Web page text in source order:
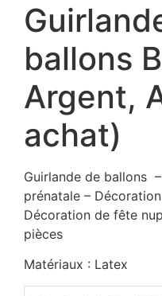
ballons
Argent,
achat)
Guirlande de ballons
prénatale –
Décoration de fête
pièces
Matériaux : Latex